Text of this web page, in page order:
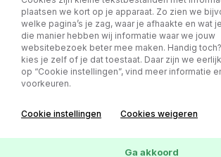
plaatsen we kort op je apparaat. Zo zien we
welke pagina’s je zag, waar je afhaakte en wat
die manier hebben wij informatie waar we jouw
websitebezoek beter mee maken. Handig
kies je zelf of je dat toestaat. Daar zijn we
op “Cookie instellingen”, vind meer informatie
voorkeuren.
Cookie instellingen Cookies weigeren
Ga akkoord